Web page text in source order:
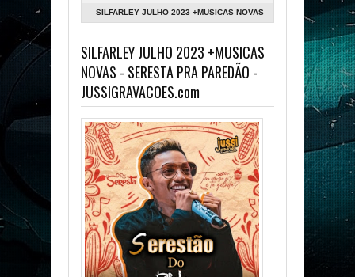
SILFARLEY JULHO 2023 +MUSICAS NOVAS
JUSSIGRAVACOES.COM
SILFARLEY JULHO 2023 +MUSICAS
NOVAS - SERESTA PRA PAREDÃO -
JUSSIGRAVACOES.com